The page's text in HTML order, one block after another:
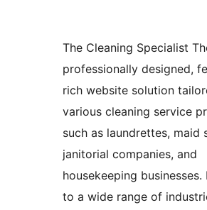
The Cleaning Specialist
professionally designed,
rich website solution
various cleaning service
such as laundrettes, maid
janitorial companies, and
housekeeping
to a wide range of